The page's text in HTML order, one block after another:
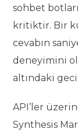
sohbet
kritiktir. Bir
cevabın
deneyimini
altındaki
API’ler
Synthesis